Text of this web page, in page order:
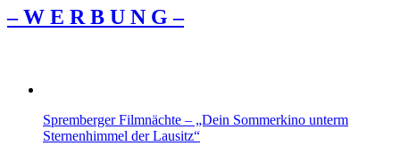
– W Ε R Β U Ν G –
Spremberger Filmnächte – „Dein Sommerkino unterm
Sternenhimmel der Lausitz“